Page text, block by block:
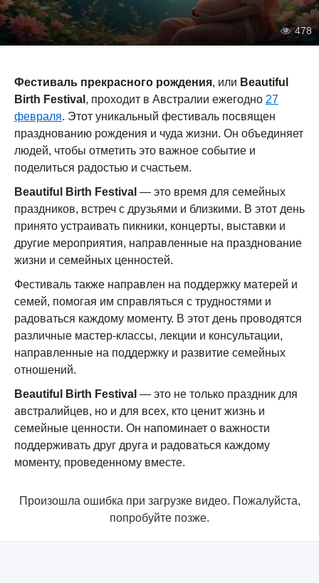
478
Фестиваль прекрасного рождения, или Beautiful
Birth Festival , проходит в Австралии ежегодно 27
февраля. Этот уникальный фестиваль посвящен
празднованию рождения и чуда жизни. Он объединяет
людей, чтобы отметить это важное событие и
поделиться радостью и счастьем.
Beautiful Birth Festival — это время для семейных
праздников, встреч с друзьями и близкими. В этот день
принято устраивать пикники, концерты, выставки и
другие мероприятия, направленные на празднование
жизни и семейных ценностей.
Фестиваль также направлен на поддержку матерей и
семей, помогая им справляться с трудностями и
радоваться каждому моменту. В этот день проводятся
различные мастер-классы, лекции и консультации,
направленные на поддержку и развитие семейных
отношений.
Beautiful Birth Festival — это не только праздник для
австралийцев, но и для всех, кто ценит жизнь и
семейные ценности. Он напоминает о важности
поддерживать друг друга и радоваться каждому
моменту, проведенному вместе.
Произошла ошибка при загрузке видео. Пожалуйста,
попробуйте позже.